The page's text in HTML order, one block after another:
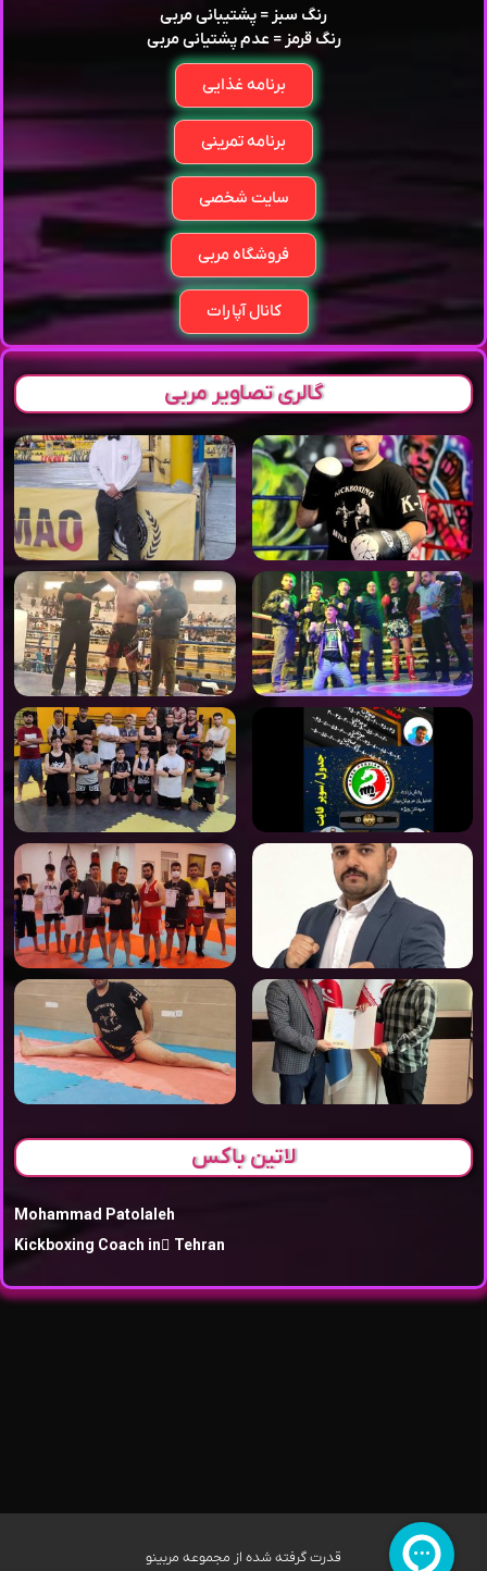
رنگ سبز = پشتیبانی مربی
رنگ قرمز = عدم پشتیانی مربی
برنامه غذایی
برنامه تمرینی
سایت شخصی
فروشگاه مربی
کانال آپارات
گالری تصاویر مربی
لاتین باکس
Mohammad Patolaleh
Kickboxing Coach in َTehran
قدرت گرفته شده از مجموعه مربینو